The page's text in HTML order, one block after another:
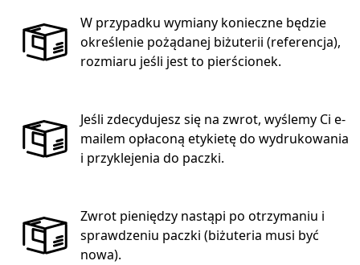
W przypadku wymiany konieczne będzie
określenie pożądanej biżuterii (referencja),
rozmiaru jeśli jest to pierścionek.
Jeśli zdecydujesz się na zwrot, wyślemy Ci e-
mailem opłaconą etykietę do wydrukowania
i przyklejenia do paczki.
Zwrot pieniędzy nastąpi po otrzymaniu i
sprawdzeniu paczki (biżuteria musi być
nowa).